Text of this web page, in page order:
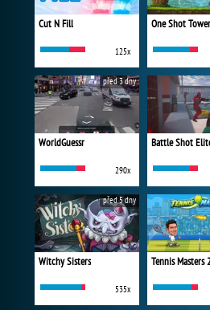
Cut N Fill
125x
WorldGuessr
290x
před 3 dny
Battle Shot
Witchy Sisters
535x
před 5 dny
Tennis Masters